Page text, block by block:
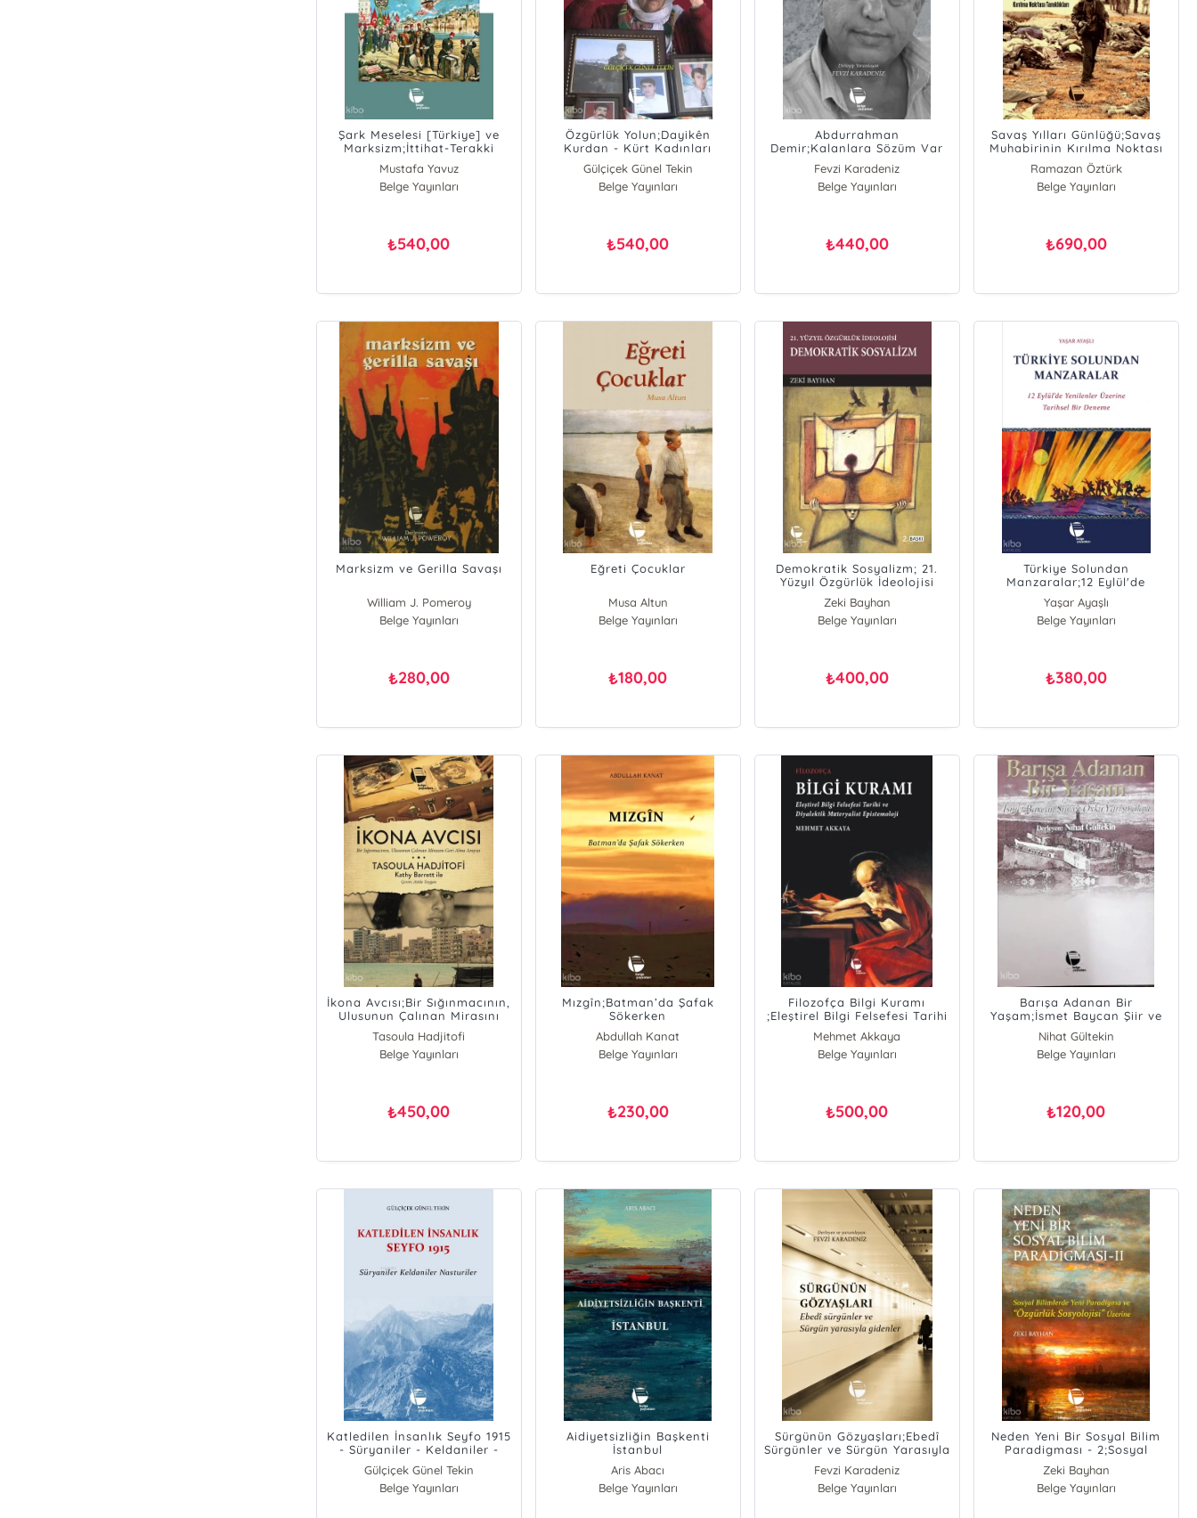
Şark Meselesi [Türkiye] ve
Marksizm;İttihat-Terakki
Diktatörlüğü ve Hristiyan
Milletlerin Eşit Vatandaşlık
Tahayyülünün Trajik Sonu
Mustafa Yavuz
Belge Yayınları
₺540,00
Özgürlük Yolun;Dayikên
Kurdan - Kürt Kadınları
Anlatıyor
Gülçiçek Günel Tekin
Belge Yayınları
₺540,00
Abdurrahman
Demir;Kalanlara Sözüm Var
Fevzi Karadeniz
Belge Yayınları
₺440,00
Savaş Yılları Günlüğü;Savaş
Muhabirinin Kırılma Noktası
Tanıklıkları
Ramazan Öztürk
Belge Yayınları
₺690,00
Marksizm ve Gerilla Savaşı
William J. Pomeroy
Belge Yayınları
₺280,00
Eğreti Çocuklar
Musa Altun
Belge Yayınları
₺180,00
Demokratik Sosyalizm; 21.
Yüzyıl Özgürlük İdeolojisi
Zeki Bayhan
Belge Yayınları
₺400,00
Türkiye Solundan
Manzaralar;12 Eylül'de
Yenilenenler Üzerine Tarihsel
Bir Deneme
Yaşar Ayaşlı
Belge Yayınları
₺380,00
İkona Avcısı;Bir Sığınmacının,
Ulusunun Çalınan Mirasını
Geri Alma Arayışı
Tasoula Hadjitofi
Belge Yayınları
₺450,00
Mızgîn;Batman’da Şafak
Sökerken
Abdullah Kanat
Belge Yayınları
₺230,00
Filozofça Bilgi Kuramı
;Eleştirel Bilgi Felsefesi Tarihi
ve Diyalektik Materyalist
Epistemoloji
Mehmet Akkaya
Belge Yayınları
₺500,00
Barışa Adanan Bir
Yaşam;İsmet Baycan Şiir ve
Öykü Yarışmaları
Nihat Gültekin
Belge Yayınları
₺120,00
Katledilen İnsanlık Seyfo 1915
- Süryaniler - Keldaniler -
Nasturiler
Gülçiçek Günel Tekin
Belge Yayınları
Aidiyetsizliğin Başkenti
İstanbul
Aris Abacı
Belge Yayınları
Sürgünün Gözyaşları;Ebedî
Sürgünler ve Sürgün Yarasıyla
Gidenler
Fevzi Karadeniz
Belge Yayınları
Neden Yeni Bir Sosyal Bilim
Paradigması - 2;Sosyal
Bilimlerde Yeni Paradigma ve
Özgürlük Sosyolojisi Üzerine
Zeki Bayhan
Belge Yayınları